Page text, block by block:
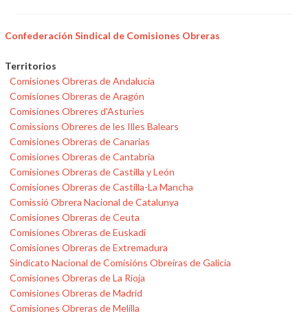
Confederación Sindical de Comisiones Obreras
Territorios
Comisiones Obreras de Andalucía
Comisiones Obreras de Aragón
Comisiones Obreres d'Asturies
Comissions Obreres de les Illes Balears
Comisiones Obreras de Canarias
Comisiones Obreras de Cantabria
Comisiones Obreras de Castilla y León
Comisiones Obreras de Castilla-La Mancha
Comissió Obrera Nacional de Catalunya
Comisiones Obreras de Ceuta
Comisiones Obreras de Euskadi
Comisiones Obreras de Extremadura
Sindicato Nacional de Comisións Obreiras de Galicia
Comisiones Obreras de La Rioja
Comisiones Obreras de Madrid
Comisiones Obreras de Melilla